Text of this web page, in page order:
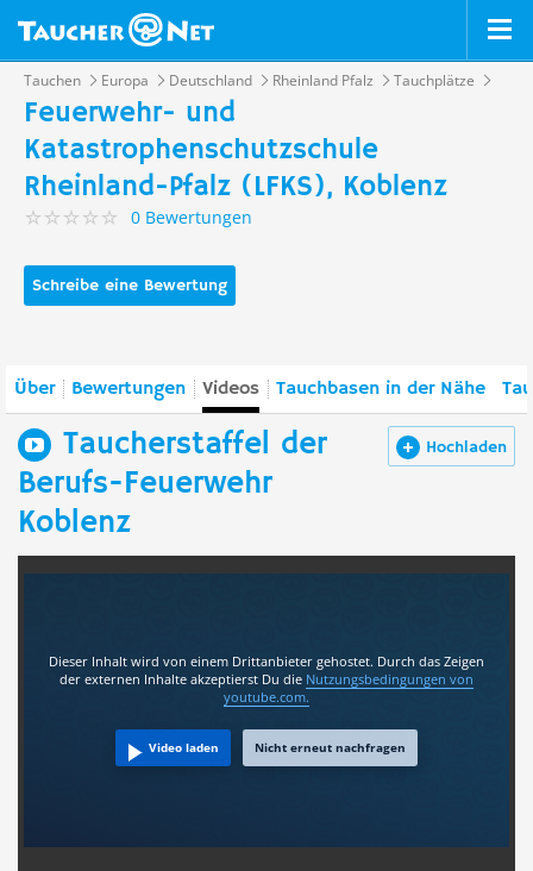
Tauchen Europa Deutschland Rheinland Pfalz Tauchplätze
Feuerwehr- und
Katastrophenschutzschule
Rheinland-Pfalz (LFKS), Koblenz
0 Bewertungen
Schreibe eine Bewertung
Über Bewertungen Videos Tauchbasen in der Nähe
Hochladen
Taucherstaffel der
Berufs-Feuerwehr
Koblenz
Dieser Inhalt wird von einem Drittanbieter gehostet. Durch das Zeigen
der externen Inhalte akzeptierst Du die Nutzungsbedingungen von
youtube.com.
Video laden Nicht erneut nachfragen